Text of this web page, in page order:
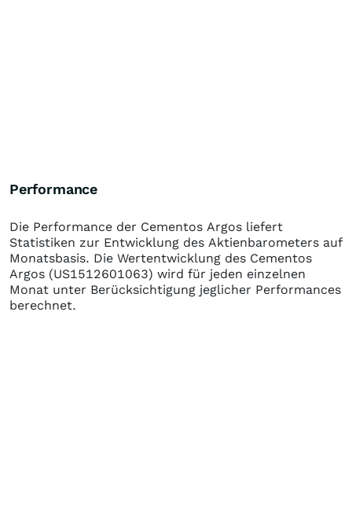
Performance
Die Performance der Cementos Argos liefert
Statistiken zur Entwicklung des Aktienbarometers auf
Monatsbasis. Die Wertentwicklung des Cementos
Argos (US1512601063) wird für jeden einzelnen
Monat unter Berücksichtigung jeglicher Performances
berechnet.